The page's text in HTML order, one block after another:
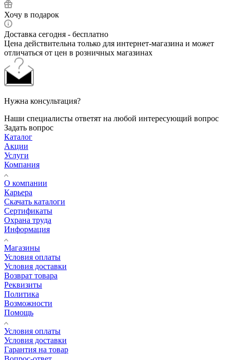
Хочу в подарок
Доставка сегодня - бесплатно
Цена действительна только для интернет-магазина и может
отличаться от цен в розничных магазинах
Нужна консультация?
Наши специалисты ответят на любой интересующий вопрос
Задать вопрос
Каталог
Акции
Услуги
Компания
О компании
Карьера
Cкачать каталоги
Сертификаты
Охрана труда
Информация
Магазины
Условия оплаты
Условия доставки
Возврат товара
Реквизиты
Политика
Возможности
Помощь
Условия оплаты
Условия доставки
Гарантия на товар